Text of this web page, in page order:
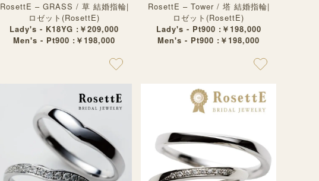
RosettE – GRASS / 草 結婚指輪|
ロゼット(RosettE)
Lady's - K18YG :￥209,000
Men's - Pt900 :￥198,000
RosettE – Tower / 塔 結婚指輪|
ロゼット(RosettE)
Lady's - Pt900 :￥198,000
Men's - Pt900 :￥198,000